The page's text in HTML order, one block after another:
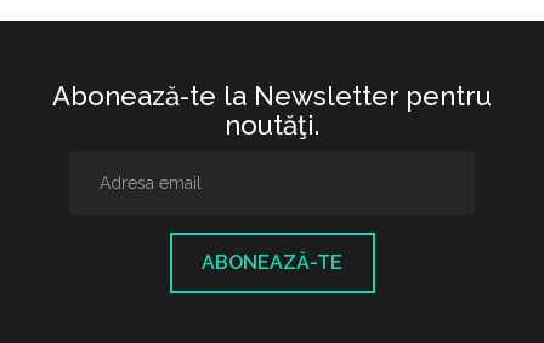
Abonează-te la Newsletter pentru
noutăţi.
ABONEAZĂ-TE